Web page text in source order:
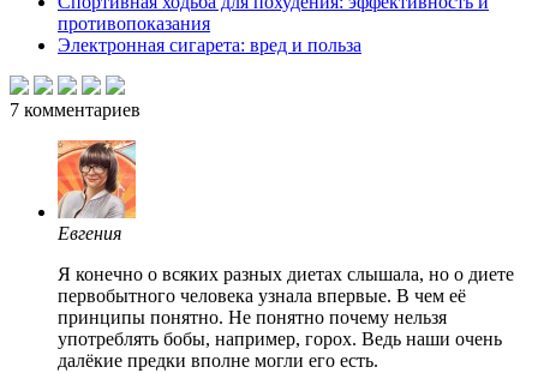
противопоказания
Электронная сигарета: вред и польза
7 комментариев
Евгения
Я конечно о всяких разных диетах слышала, но о диете
первобытного человека узнала впервые. В чем её
принципы понятно. Не понятно почему нельзя
употреблять бобы, например, горох. Ведь наши очень
далёкие предки вполне могли его есть.